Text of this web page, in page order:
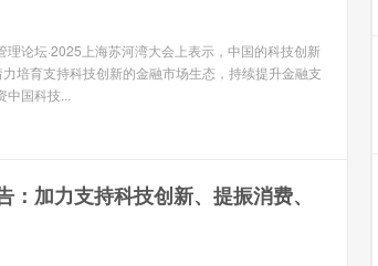
论坛·2025上海苏河湾大会上表示，中国的科技创新
培育支持科技创新的金融市场生态，持续提升金融支
国科技...
加力支持科技创新、提振消费、